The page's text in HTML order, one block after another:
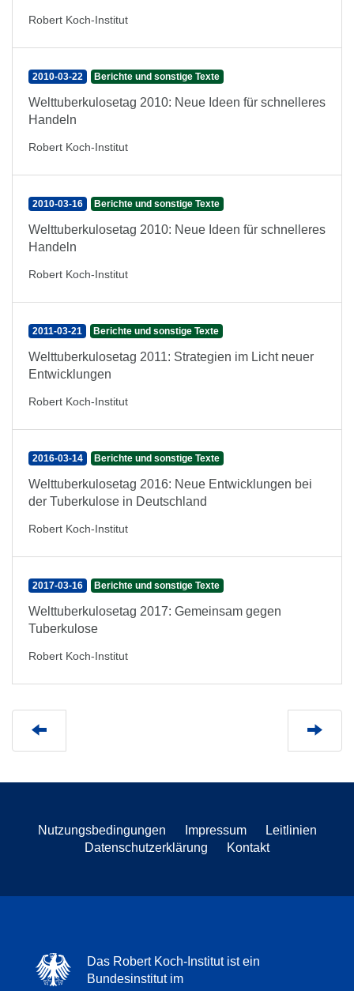
Robert Koch-Institut
2010-03-22 Berichte und sonstige Texte
Welttuberkulosetag 2010: Neue Ideen für schnelleres
Handeln
Robert Koch-Institut
2010-03-16 Berichte und sonstige Texte
Welttuberkulosetag 2010: Neue Ideen für schnelleres
Handeln
Robert Koch-Institut
2011-03-21 Berichte und sonstige Texte
Welttuberkulosetag 2011: Strategien im Licht neuer
Entwicklungen
Robert Koch-Institut
2016-03-14 Berichte und sonstige Texte
Welttuberkulosetag 2016: Neue Entwicklungen bei
der Tuberkulose in Deutschland
Robert Koch-Institut
2017-03-16 Berichte und sonstige Texte
Welttuberkulosetag 2017: Gemeinsam gegen
Tuberkulose
Robert Koch-Institut
Nutzungsbedingungen Impressum
Leitlinien
Datenschutzerklärung
Kontakt
Das Robert Koch-Institut ist ein
Bundesinstitut im